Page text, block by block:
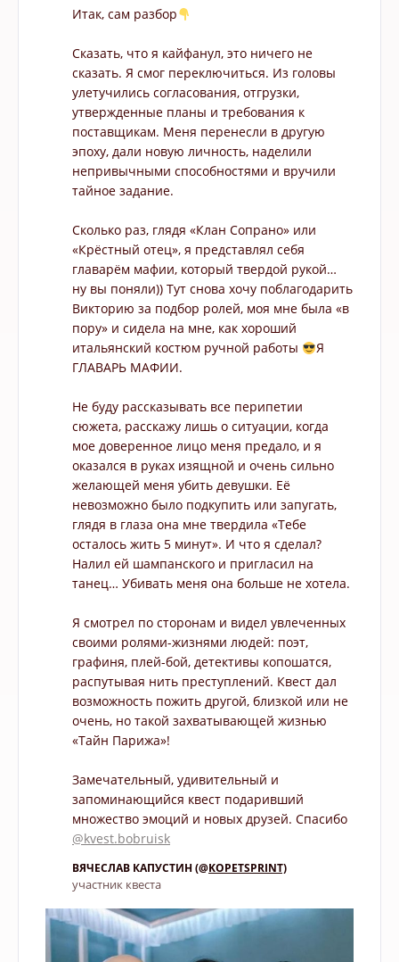
Итак, сам разбор
Сказать, что я кайфанул, это ничего не
сказать. Я смог переключиться. Из головы
улетучились согласования, отгрузки,
утвержденные планы и требования к
поставщикам. Меня перенесли в другую
эпоху, дали новую личность, наделили
непривычными способностями и вручили
тайное задание.
Сколько раз, глядя «Клан Сопрано» или
«Крёстный отец», я представлял себя
главарём мафии, который твердой рукой…
ну вы поняли)) Тут снова хочу поблагодарить
Викторию за подбор ролей, моя мне была «в
пору» и сидела на мне, как хороший
итальянский костюм ручной работы
Я
ГЛАВАРЬ МАФИИ.
Не буду рассказывать все перипетии
сюжета, расскажу лишь о ситуации, когда
мое доверенное лицо меня предало, и я
оказался в руках изящной и очень сильно
желающей меня убить девушки. Её
невозможно было подкупить или запугать,
глядя в глаза она мне твердила «Тебе
осталось жить 5 минут». И что я сделал?
Налил ей шампанского и пригласил на
танец… Убивать меня она больше не хотела.
Я смотрел по сторонам и видел увлеченных
своими ролями-жизнями людей: поэт,
графиня, плей-бой, детективы копошатся,
распутывая нить преступлений. Квест дал
возможность пожить другой, близкой или не
очень, но такой захватывающей жизнью
«Тайн Парижа»!
Замечательный, удивительный и
запоминающийся квест подаривший
множество эмоций и новых друзей. Спасибо
@kvest.bobruisk
ВЯЧЕСЛАВ КАПУСТИН (@KOPETSPRINT)
участник квеста